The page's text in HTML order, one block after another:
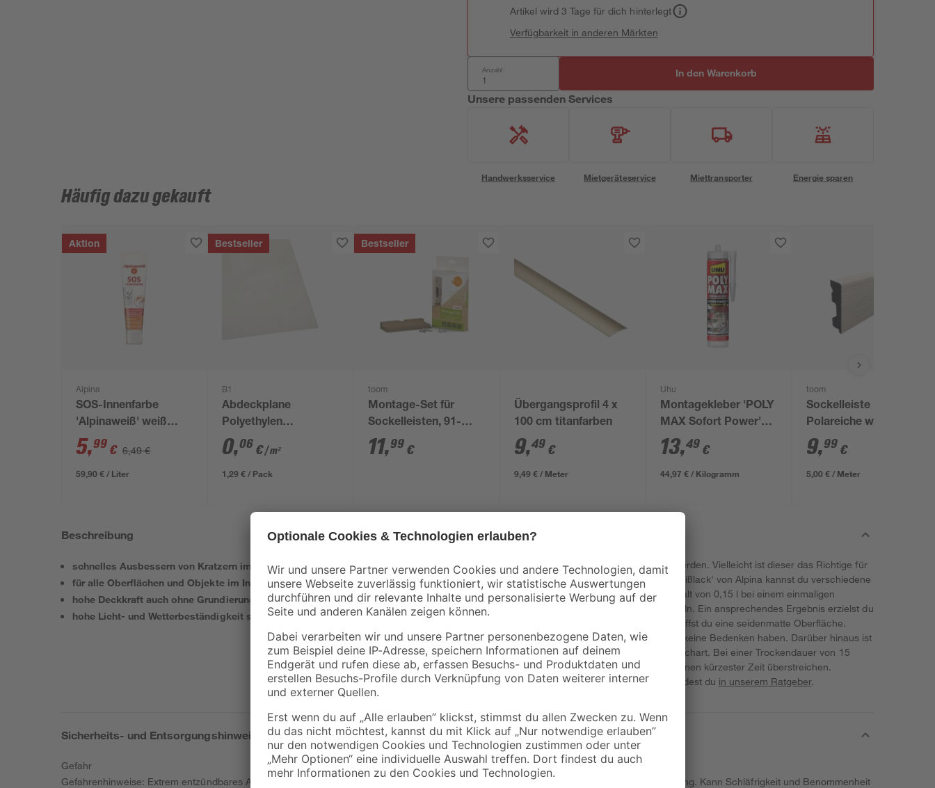
Artikel wird 3 Tage für dich hinterlegt
Verfügbarkeit in anderen Märkten
Anzahl: In den Warenkorb
Unsere passenden Services
Handwerksservice Mietgeräteservice Miettransporter Energie sparen
Häufig dazu gekauft
Aktion
Alpina
SOS-Innenfarbe
'Alpinaweiß' weiß
matt 100 ml
5,99 € 6,49 €
59,90 € / Liter
Bestseller
B1
Abdeckplane
Polyethylen
transparent 4 x 5 m
0,06 €/ m²
1,29 € / Pack
Bestseller
toom
Montage-Set für
Sockelleisten, 91-
teilig
11,99 €
Übergangsprofil 4 x
100 cm titanfarben
9,49 €
9,49 € / Meter
Uhu
Montagekleber 'POLY
MAX Sofort Power'
transparent 300 g
13,49 €
44,97 € / Kilogramm
toom
Sockelleiste
Polareiche weiß 2000
x 50 x 15 mm
9,99 €
5,00 € / Meter
Beschreibung
schnelles Ausbessern von Kratzern im Lack
für alle Oberflächen und Objekte im Innenbereich
hohe Deckkraft auch ohne Grundierung
hohe Licht- und Wetterbeständigkeit sowie Stoß- und Schlagfestigkeit
Lacke können in vielen Bereichen verwendet werden. Vielleicht ist dieser das Richtige für
dein Projekt? Mit dem Sprühlack 'Alpinaweiß-Weißlack' von Alpina kannst du verschiedene
Untergründe bearbeiten. Du kannst mit dem Inhalt von 0,15 l bei einem einmaligen
Anstrich größere Flächen bis zu 0,6 m² behandeln. Ein ansprechendes Ergebnis erzielst du
mit dem Anstrichmittel bei 2 Anstrichen. So schaffst du eine seidenmatte Oberfläche.
Wenn du es im Innenbereich nutzt, brauchst du keine Bedenken haben. Darüber hinaus ist
es lösemittelhaltig und somit vielfältig in der Streichart. Bei einer Trockendauer von 15
Minuten kannst du den Sprühlack schließlich binnen kürzester Zeit überstreichen.
Weitere Hinweise zu deinem Projekt mit Lack findest du in unserem Ratgeber.
Sicherheits- und Entsorgungshinweise
Gefahr
Gefahrenhinweise: Extrem entzündbares Aerosol. Behälter steht unter Druck: kann bei Erwärmung bersten. Verursacht schwere Augenreizung. Kann Schläfrigkeit und Benommenheit